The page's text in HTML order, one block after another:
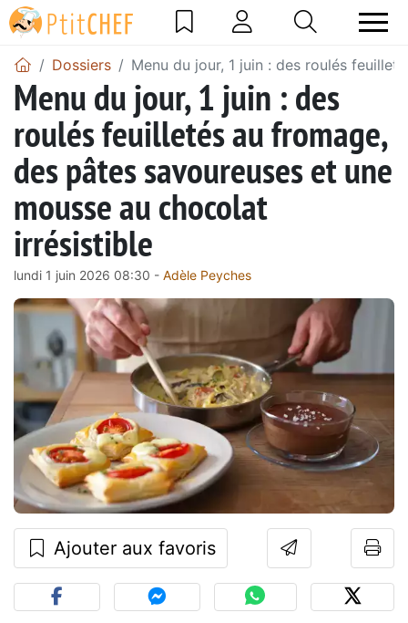
Dossiers Menu du jour, 1 juin : des roulés
Menu du jour, 1 juin : des
roulés feuilletés au fromage,
des pâtes savoureuses et une
mousse au chocolat
irrésistible
lundi 1 juin 2026 08:30 - Adèle Peyches
Ajouter aux favoris